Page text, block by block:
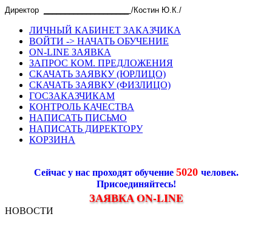
Директор /Костин Ю.К./
ЛИЧНЫЙ КАБИНЕТ ЗАКАЗЧИКА
ВОЙТИ -> НАЧАТЬ ОБУЧЕНИЕ
ON-LINE ЗАЯВКА
ЗАПРОС КОМ. ПРЕДЛОЖЕНИЯ
СКАЧАТЬ ЗАЯВКУ (ЮРЛИЦО)
СКАЧАТЬ ЗАЯВКУ (ФИЗЛИЦО)
ГОСЗАКАЗЧИКАМ
КОНТРОЛЬ КАЧЕСТВА
НАПИСАТЬ ПИСЬМО
НАПИСАТЬ ДИРЕКТОРУ
КОРЗИНА
Сейчас у нас проходят обучение 5020 человек.
Присоединяйтесь!
ЗАЯВКА ON-LINE
НОВОСТИ